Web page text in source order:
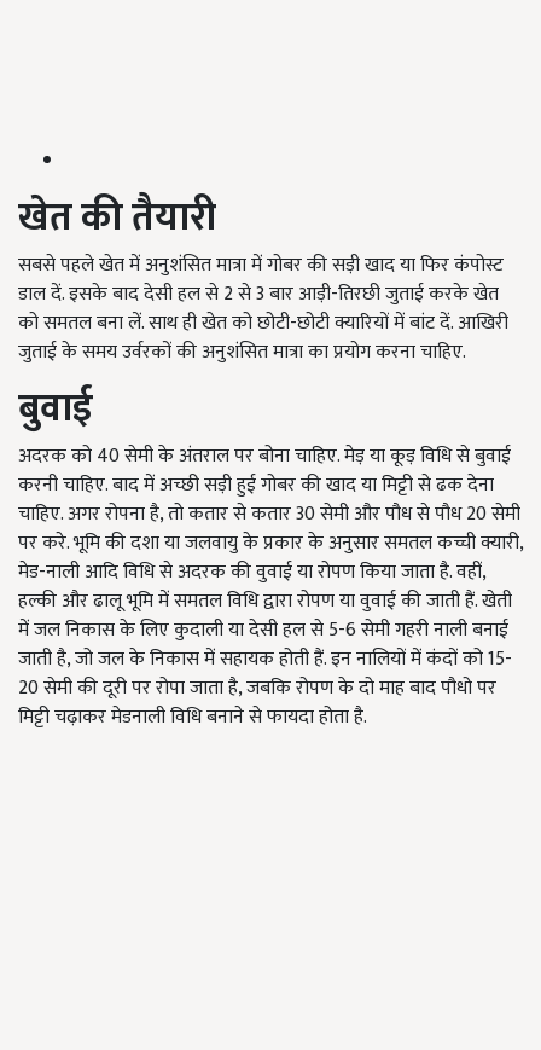
खेत की तैयारी
सबसे पहले खेत में अनुशंसित मात्रा में गोबर की सड़ी खाद या फिर कंपोस्ट
डाल दें. इसके बाद देसी हल से 2 से 3 बार आड़ी-तिरछी जुताई करके खेत
को समतल बना लें. साथ ही खेत को छोटी-छोटी क्यारियों में बांट दें. आखिरी
जुताई के समय उर्वरकों की अनुशंसित मात्रा का प्रयोग करना चाहिए.
बुवाई
अदरक को 40 सेमी के अंतराल पर बोना चाहिए. मेड़ या कूड़ विधि से बुवाई
करनी चाहिए. बाद में अच्छी सड़ी हुई गोबर की खाद या मिट्टी से ढक देना
चाहिए. अगर रोपना है, तो कतार से कतार 30 सेमी और पौध से पौध 20 सेमी
पर करे. भूमि की दशा या जलवायु के प्रकार के अनुसार समतल कच्ची क्यारी,
मेड-नाली आदि विधि से अदरक की वुवाई या रोपण किया जाता है. वहीं,
हल्की और ढालू भूमि में समतल विधि द्वारा रोपण या वुवाई की जाती हैं. खेती
में जल निकास के लिए कुदाली या देसी हल से 5-6 सेमी गहरी नाली बनाई
जाती है, जो जल के निकास में सहायक होती हैं. इन नालियों में कंदों को 15-
20 सेमी की दूरी पर रोपा जाता है, जबकि रोपण के दो माह बाद पौधो पर
मिट्टी चढ़ाकर मेडनाली विधि बनाने से फायदा होता है.